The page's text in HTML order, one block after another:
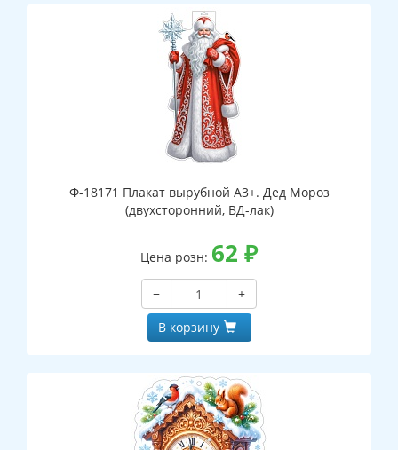
Ф-18171 Плакат вырубной А3+. Дед Мороз
(двухсторонний, ВД-лак)
Цена розн: 62 ₽
−
+
В корзину